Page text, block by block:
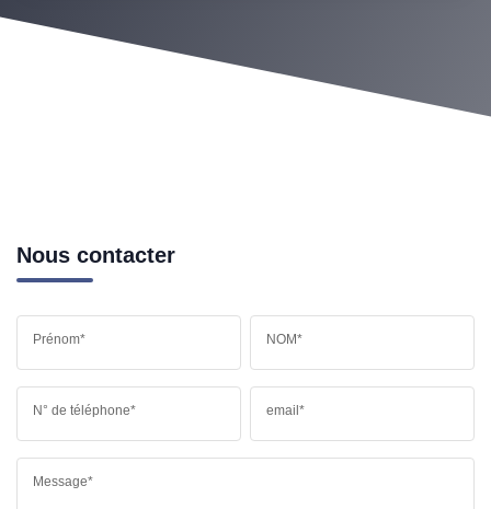
Nous contacter
Prénom* NOM*
N° de téléphone* email*
Message*